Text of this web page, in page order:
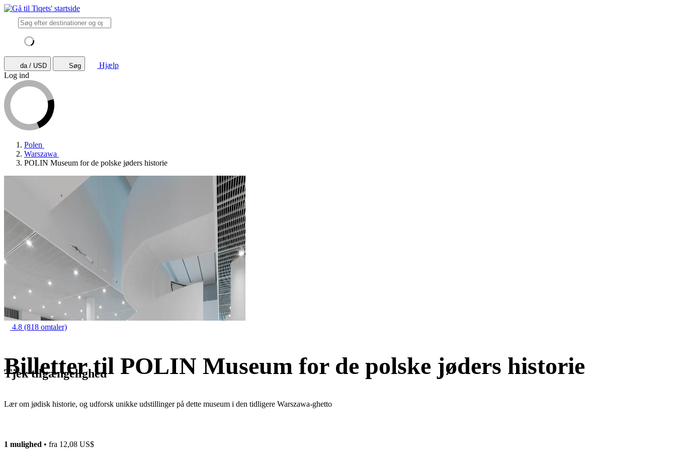
da / USD Søg
Hjælp
Log ind
Polen
Warszawa
POLIN Museum for de polske jøders historie
4.8 (818 omtaler)
Billetter til POLIN Museum for de polske jøders historie
Lær om jødisk historie, og udforsk unikke udstillinger på dette museum i den tidligere Warszawa-ghetto
Tjek tilgængelighed
1 mulighed • fra 12,08 US$